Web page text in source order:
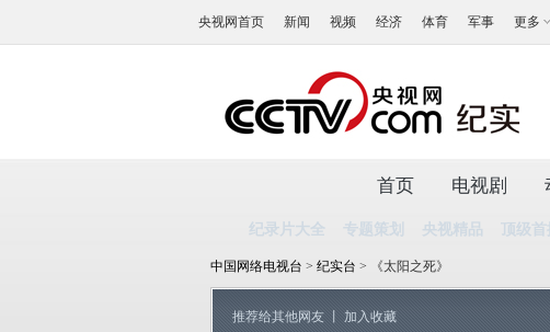
央视网首页 新闻 视频 经济 体育 军事 更多
首页 电视剧
纪录片大全 专题策划 央视精品 顶级
中国网络电视台 > 纪实台 > 《太阳之死》
推荐给其他网友 加入收藏